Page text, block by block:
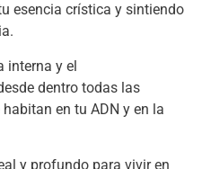
esencia crística y sintiendo
interna y el
dentro todas las
en tu ADN y en la
y profundo para vivir en